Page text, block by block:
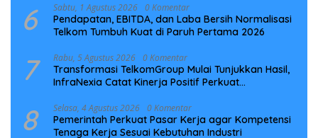
6 Sabtu, 1 Agustus 2026 0 Komentar
Pendapatan, EBITDA, dan Laba Bersih Normalisasi
Telkom Tumbuh Kuat di Paruh Pertama 2026
7 Rabu, 5 Agustus 2026 0 Komentar
Transformasi TelkomGroup Mulai Tunjukkan Hasil,
InfraNexia Catat Kinerja Positif Perkuat
8 Selasa, 4 Agustus 2026 0 Komentar
Pemerintah Perkuat Pasar Kerja agar Kompetensi
Tenaga Kerja Sesuai Kebutuhan Industri